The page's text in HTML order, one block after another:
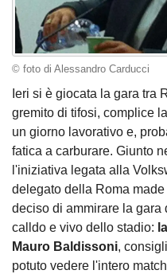
© foto di Alessandro Carducci
Ieri si è giocata la gara tra
gremito di tifosi, complice
un giorno lavorativo e,
fatica a carburare. Giunto
l'iniziativa legata alla
delegato della Roma
deciso di ammirare la gara
calldo e vivo dello stadio:
Mauro Baldissoni,
potuto vedere l'intero